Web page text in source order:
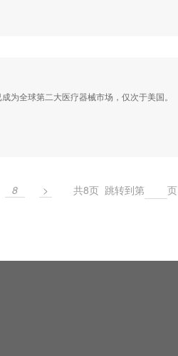
全球第二大医疗器械市场，仅次于美国。
8 > 共8页 跳转到第 页